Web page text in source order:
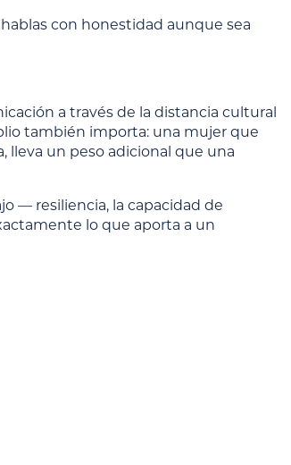
con honestidad aunque sea
a través de la distancia cultural
también importa: una mujer que
lleva un peso adicional que una
— resiliencia, la capacidad de
lo que aporta a un